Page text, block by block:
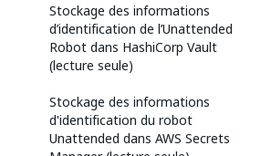
Stockage des informations
d’identification de l’Unattended
Robot dans HashiCorp Vault
(lecture seule)
Stockage des informations
d'identification du robot
Unattended dans AWS Secrets